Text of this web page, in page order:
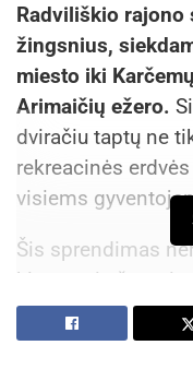
Radviliškio rajono
žingsnius,
miesto iki
Arimaičių ežero.
dviračiu taptų ne
rekreacinės
visiems
Šis sprendimas
klausantis
ieškant ilgalaikių
vienerius metus.